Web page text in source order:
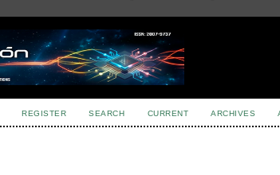
REGISTER SEARCH CURRENT ARCHIVES